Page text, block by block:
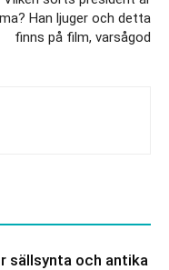
Han ljuger och detta
finns på film, varsågod
sällsynta och antika